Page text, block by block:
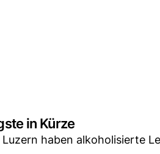
in Kürze
haben alkoholisierte